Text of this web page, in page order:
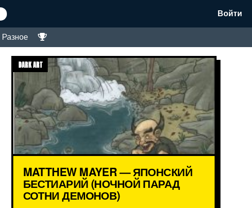
Войти
Разное
DARK ART
MATTHEW MAYER — ЯПОНСКИЙ
БЕСТИАРИЙ (НОЧНОЙ ПАРАД
СОТНИ ДЕМОНОВ)